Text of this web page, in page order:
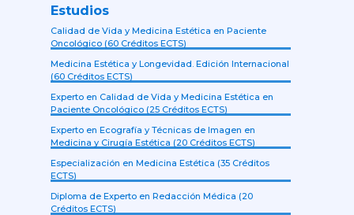
Estudios
Calidad de Vida y Medicina Estética en Paciente
Oncológico (60 Créditos ECTS)
Medicina Estética y Longevidad. Edición Internacional
(60 Créditos ECTS)
Experto en Calidad de Vida y Medicina Estética en
Paciente Oncológico (25 Créditos ECTS)
Experto en Ecografía y Técnicas de Imagen en
Medicina y Cirugía Estética (20 Créditos ECTS)
Especialización en Medicina Estética (35 Créditos
ECTS)
Diploma de Experto en Redacción Médica (20
Créditos ECTS)